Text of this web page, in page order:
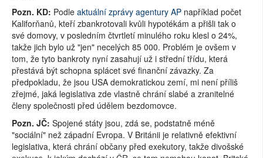
Pozn. KD: Podle aktuální zprávy agentury AP například počet
Kaliforňanů, kteří zbankrotovali kvůli hypotékám a přišli tak o
své domovy, v posledním čtvrtletí minulého roku klesl o 24%,
takže jich bylo už "jen" necelých 85 000. Problém je ovšem v
tom, že tyto bankroty nyní zasahují už i střední třídu, která
přestává být schopna splácet své finanční závazky. Za
předpokladu, že jsou USA demokratickou zemí, mi není příliš
zřejmé, jaká legislativa zde vlastně chrání slabé a zranitelné
členy společnosti před údělem bezdomovce.
Pozn. JČ: Spojené státy jsou, zdá se, podstatně méně
"sociální" než západní Evropa. V Británii je relativně efektivní
legislativa, která chrání občany před exekutory, takže divošské